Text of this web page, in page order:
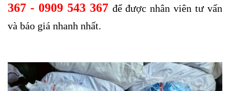
367 - 0909 543 367 để được nhân viên tư vấn
và báo giá nhanh nhất.